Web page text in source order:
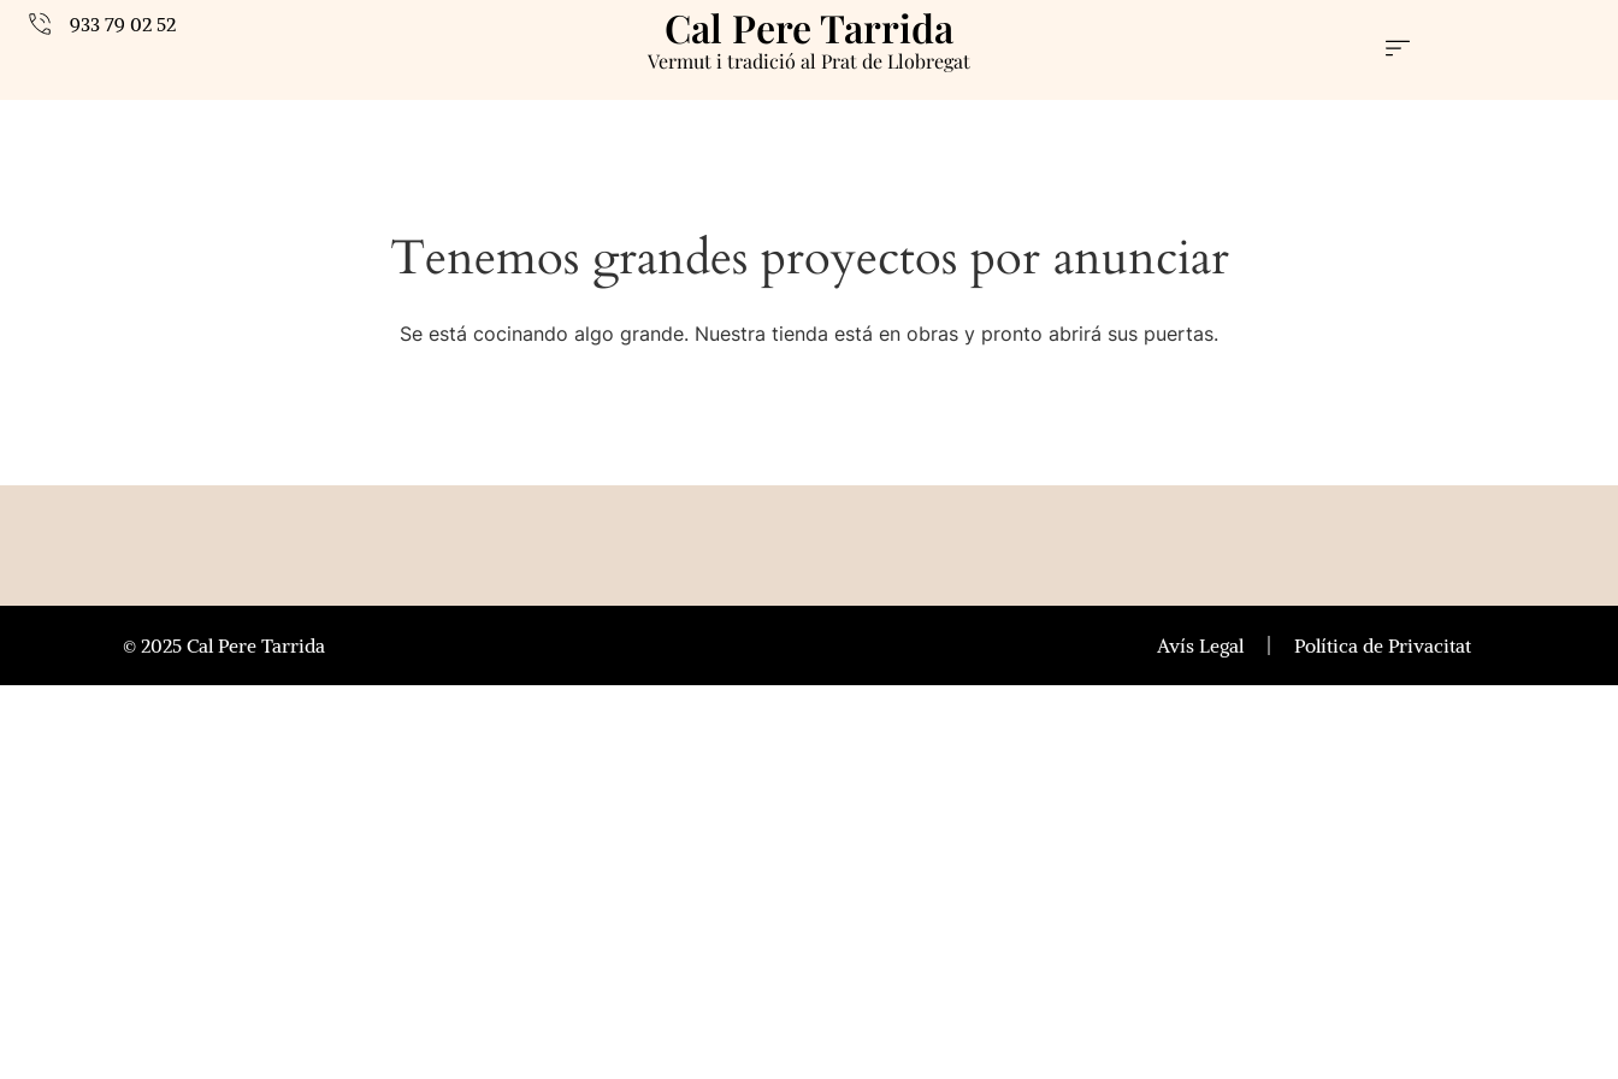
933 79 02 52 Cal Pere Tarrida
Vermut i tradició al Prat de Llobregat
Tenemos grandes proyectos por anunciar
Se está cocinando algo grande. Nuestra tienda está en obras y pronto abrirá sus puertas.
© 2025 Cal Pere Tarrida Avís Legal Política de Privacitat